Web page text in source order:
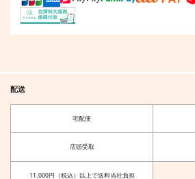
配送
宅配便
店頭受取
11,000円（税込）以上で送料当社負担